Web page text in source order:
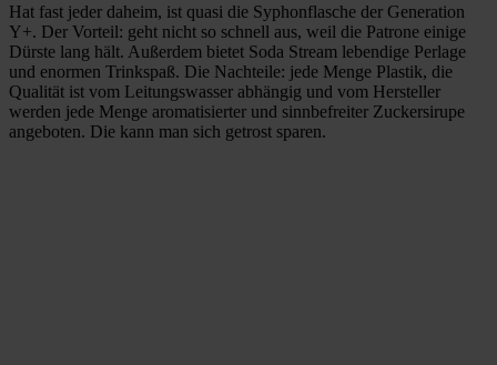
Hat fast jeder daheim, ist quasi die Syphonflasche der Generation
Y+. Der Vorteil: geht nicht so schnell aus, weil die Patrone einige
Dürste lang hält. Außerdem bietet Soda Stream lebendige Perlage
und enormen Trinkspaß. Die Nachteile: jede Menge Plastik, die
Qualität ist vom Leitungswasser abhängig und vom Hersteller
werden jede Menge aromatisierter und sinnbefreiter Zuckersirupe
angeboten. Die kann man sich getrost sparen.